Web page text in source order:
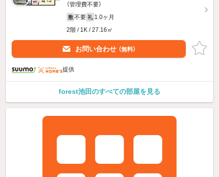
（管理費不要）
敷 不要 礼 1.0ヶ月
2階 / 1K / 27.16㎡
お問い合わせ （無料）
提供
forest池田のすべての部屋を見る